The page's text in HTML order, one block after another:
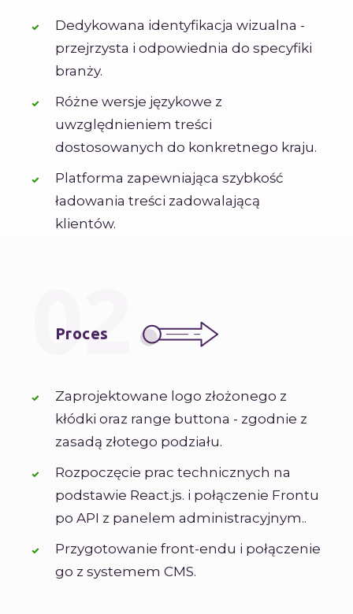
Dedykowana identyfikacja wizualna -
przejrzysta i odpowiednia do specyfiki
branży.
Różne wersje językowe z
uwzględnieniem treści
dostosowanych do konkretnego kraju.
Platforma zapewniająca szybkość
ładowania treści zadowalającą
klientów.
02
Proces
Zaprojektowane logo złożonego z
kłódki oraz range buttona - zgodnie z
zasadą złotego podziału.
Rozpoczęcie prac technicznych na
podstawie React.js. i połączenie Frontu
po API z panelem administracyjnym..
Przygotowanie front-endu i połączenie
go z systemem CMS.